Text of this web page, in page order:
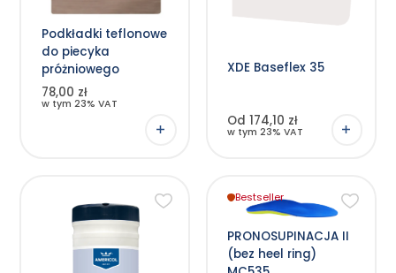
Podkładki teflonowe
do piecyka
próżniowego
78,00 zł
w tym 23% VAT
XDE Baseflex 35
Od 174,10 zł
w tym 23% VAT
stronie
PRONOSUPINACJA II
(bez heel ring)
Ten
produkt
wiele
wariantów.
Opcje
Bestseller